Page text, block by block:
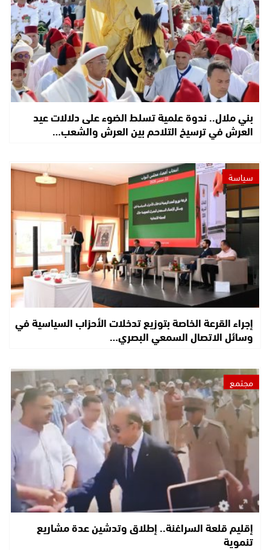
بني ملال.. ندوة علمية تسلط الضوء على دلالات عيد
العرش في ترسيخ التلاحم بين العرش والشعب…
سياسة
إجراء القرعة الخاصة بتوزيع تدخلات الأحزاب السياسية في
وسائل الاتصال السمعي البصري…
مجتمع
إقليم قلعة السراغنة.. إطلاق وتدشين عدة مشاريع
تنموية